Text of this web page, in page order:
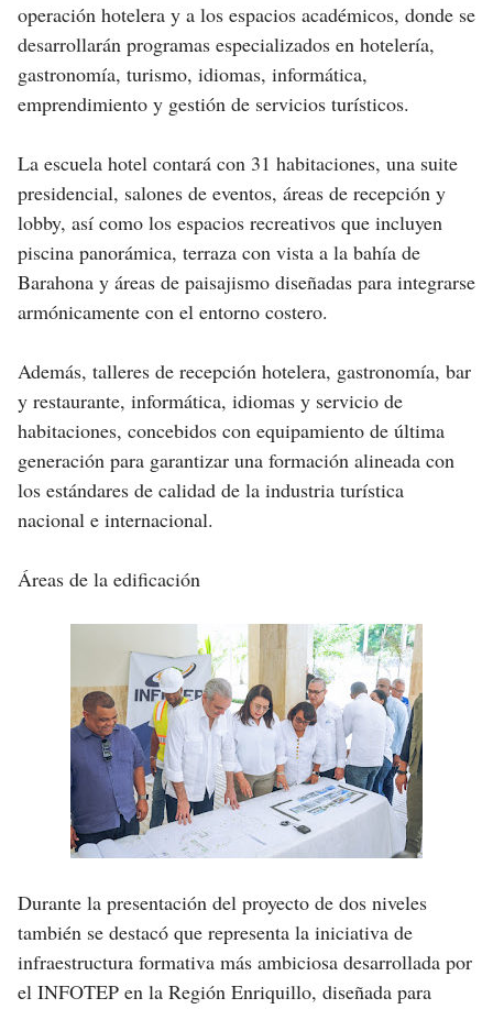
operación hotelera y a los espacios académicos, donde se
desarrollarán programas especializados en hotelería,
gastronomía, turismo, idiomas, informática,
emprendimiento y gestión de servicios turísticos.
La escuela hotel contará con 31 habitaciones, una suite
presidencial, salones de eventos, áreas de recepción y
lobby, así como los espacios recreativos que incluyen
piscina panorámica, terraza con vista a la bahía de
Barahona y áreas de paisajismo diseñadas para integrarse
armónicamente con el entorno costero.
Además, talleres de recepción hotelera, gastronomía, bar
y restaurante, informática, idiomas y servicio de
habitaciones, concebidos con equipamiento de última
generación para garantizar una formación alineada con
los estándares de calidad de la industria turística
nacional e internacional.
Áreas de la edificación
Durante la presentación del proyecto de dos niveles
también se destacó que representa la iniciativa de
infraestructura formativa más ambiciosa desarrollada por
el INFOTEP en la Región Enriquillo, diseñada para